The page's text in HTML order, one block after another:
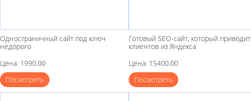
Одностраничный сайт под ключ
недорого
Цена: 1990.00
Посмотреть
Готовый SEO-сайт, который приводит
клиентов из Яндекса
Цена: 15400.00
Посмотреть